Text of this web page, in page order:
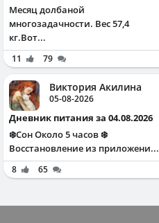
Месяц долбаной
многозадачности. Вес 57,4
кг.Вот...
11 79
Виктория Акилина
05-08-2026
Дневник питания за 04.08.2026
❄️Сон Около 5 часов ❄️
Восстановление из приложени...
8 65